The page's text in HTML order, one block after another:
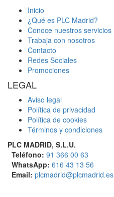
Inicio
¿Qué es PLC Madrid?
Conoce nuestros servicios
Trabaja con nosotros
Contacto
Redes Sociales
Promociones
LEGAL
Aviso legal
Política de privacidad
Política de cookies
Términos y condiciones
PLC MADRID, S.L.U.
Teléfono: 91 366 00 63
WhatsApp: 616 43 13 56
Email: plcmadrid@plcmadrid.es